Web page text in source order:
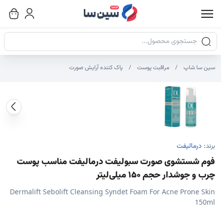
جستجوی محصولات
سین سا شاپ مراقبت پوست پاک کننده آرایش صورت
برند: درمالیفت
فوم شستشوی صورت سبولیفت درمالیفت مناسب پوست
چرب و جوشدار حجم 150 میلی‌لیتر
Dermalift Sebolift Cleansing Syndet Foam For Acne Prone Skin
150ml
تصاویر محصول
تصویر شاخص محصول
سایر تصاویر محصول - تصاویر بندانگشتی